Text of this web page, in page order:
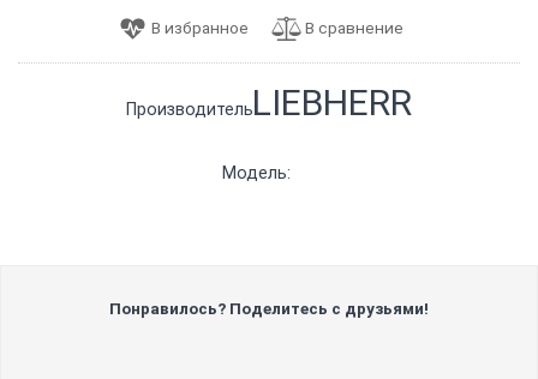
Производитель:LIEBHERR
Модель:
Понравилось? Поделитесь с друзьями!